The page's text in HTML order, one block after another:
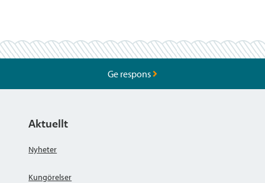
Ge respons
Aktuellt
Nyheter
Kungörelser